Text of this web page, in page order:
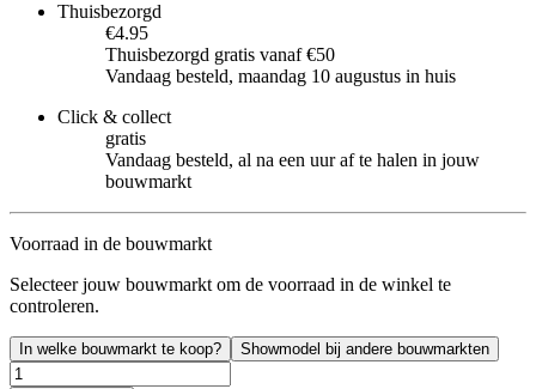
Thuisbezorgd
€4.95
Thuisbezorgd gratis vanaf €50
Vandaag besteld, maandag 10 augustus in huis
Click & collect
gratis
Vandaag besteld, al na een uur af te halen in jouw
bouwmarkt
Voorraad in de bouwmarkt
Selecteer jouw bouwmarkt om de voorraad in de winkel te
controleren.
In welke bouwmarkt te koop? Showmodel bij andere bouwmarkten